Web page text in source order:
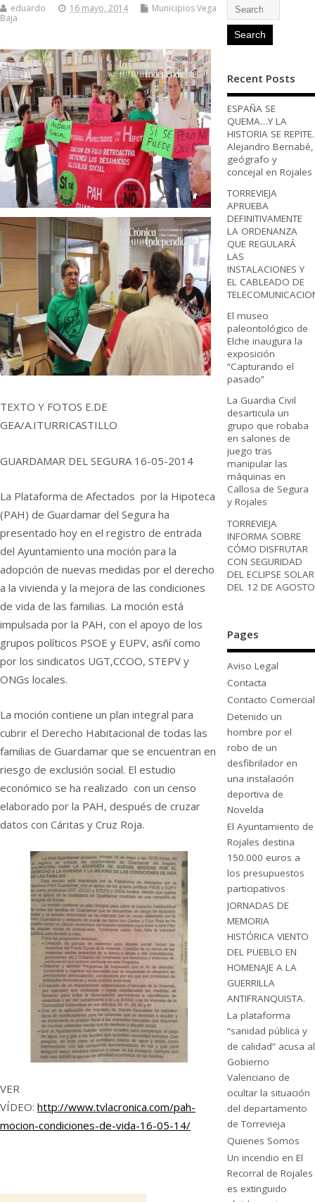
eduardo 16 mayo, 2014
Municipios Vega
Baja
TEXTO Y FOTOS E.DE
GEA/A.ITURRICASTILLO
GUARDAMAR DEL SEGURA 16-05-2014
La Plataforma de Afectados por la Hipoteca
(PAH) de Guardamar del Segura ha
presentado hoy en el registro de entrada
del Ayuntamiento una moción para la
adopción de nuevas medidas por el derecho
a la vivienda y la mejora de las condiciones
de vida de las familias. La moción está
impulsada por la PAH, con el apoyo de los
grupos políticos PSOE y EUPV, asñí como
por los sindicatos UGT,CCOO, STEPV y
ONGs locales.
La moción contiene un plan integral para
cubrir el Derecho Habitacional de todas las
familias de Guardamar que se encuentran en
riesgo de exclusión social. El estudio
económico se ha realizado con un censo
elaborado por la PAH, después de cruzar
datos con Cáritas y Cruz Roja.
VER
VÍDEO: http://www.tvlacronica.com/pah-
mocion-condiciones-de-vida-16-05-14/
Recent Posts
ESPAÑA SE
QUEMA…Y LA
HISTORIA SE REPITE.
Alejandro Bernabé,
geógrafo y
concejal en Rojales
TORREVIEJA
APRUEBA
DEFINITIVAMENTE
LA ORDENANZA
QUE REGULARÁ
LAS
INSTALACIONES Y
EL CABLEADO DE
El museo
paleontológico de
Elche inaugura la
exposición
“Capturando el
pasado”
La Guardia Civil
desarticula un
grupo que robaba
en salones de
juego tras
manipular las
máquinas en
Callosa de Segura
y Rojales
TORREVIEJA
INFORMA SOBRE
CÓMO DISFRUTAR
CON SEGURIDAD
DEL ECLIPSE SOLAR
DEL 12 DE AGOSTO
Pages
Aviso Legal
Contacta
Contacto Comercial
Detenido un
hombre por el
robo de un
desfibrilador en
una instalación
deportiva de
Novelda
El Ayuntamiento de
Rojales destina
150.000 euros a
los presupuestos
participativos
JORNADAS DE
MEMORIA
HISTÓRICA VIENTO
DEL PUEBLO EN
HOMENAJE A LA
GUERRILLA
ANTIFRANQUISTA.
La plataforma
“sanidad pública y
de calidad” acusa al
Gobierno
Valenciano de
ocultar la situación
del departamento
de Torrevieja
Quienes Somos
Un incendio en El
Recorral de Rojales
es extinguido